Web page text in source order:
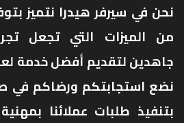
نحن في سيرفر هيدرا نتميز
من الميزات التي تجعل
جاهدين لتقديم أفضل خدمة
نضع استجابتكم ورضاكم في
بتنفيذ طلبات عملائنا